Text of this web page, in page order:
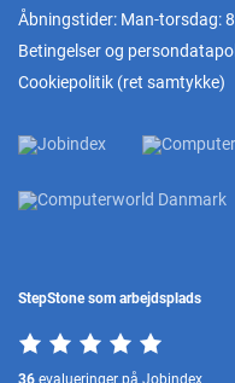
Åbningstider: Man-torsdag:
Betingelser og
Cookiepolitik (ret samtykke)
StepStone som arbejdsplads
36 evalueringer på Jobindex